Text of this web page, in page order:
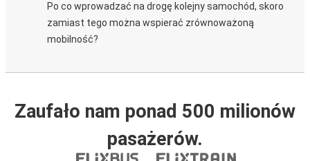
Po co wprowadzać na drogę kolejny samochód, skoro
zamiast tego można wspierać zrównoważoną
mobilność?
Zaufało nam ponad 500 milionów
pasażerów.